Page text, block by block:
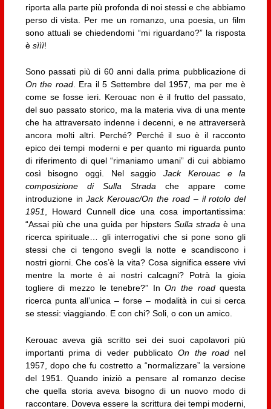
riporta alla parte più profonda di noi stessi e che abbiamo
perso di vista. Per me un romanzo, una poesia, un film
sono attuali se chiedendomi “mi riguardano?” la risposta
è sììì!
Sono passati più di 60 anni dalla prima pubblicazione di
On the road. Era il 5 Settembre del 1957, ma per me è
come se fosse ieri. Kerouac non è il frutto del passato,
del suo passato storico, ma la materia viva di una mente
che ha attraversato indenne i decenni, e ne attraverserà
ancora molti altri. Perché? Perché il suo è il racconto
epico dei tempi moderni e per quanto mi riguarda punto
di riferimento di quel “rimaniamo umani” di cui abbiamo
così bisogno oggi. Nel saggioJack Kerouac e la
composizione di Sulla Strada che appare come
introduzione inJack Kerouac/On the road – il rotolo del
1951, Howard Cunnell dice una cosa importantissima:
“Assai più che una guida per hipstersSulla strada è una
ricerca spirituale… gli interrogativi che si pone sono gli
stessi che ci tengono svegli la notte e scandiscono i
nostri giorni. Che cos’è la vita? Cosa significa essere vivi
mentre la morte è ai nostri calcagni? Potrà la gioia
togliere di mezzo le tenebre?” InOn the roadquesta
ricerca punta all’unica – forse – modalità in cui si cerca
se stessi: viaggiando. E con chi? Soli, o con un amico.
Kerouac aveva già scritto sei dei suoi capolavori più
importanti prima di veder pubblicatoOn the roadnel
1957, dopo che fu costretto a “normalizzare” la versione
del 1951. Quando iniziò a pensare al romanzo decise
che quella storia aveva bisogno di un nuovo modo di
raccontare. Doveva essere la scrittura dei tempi moderni,